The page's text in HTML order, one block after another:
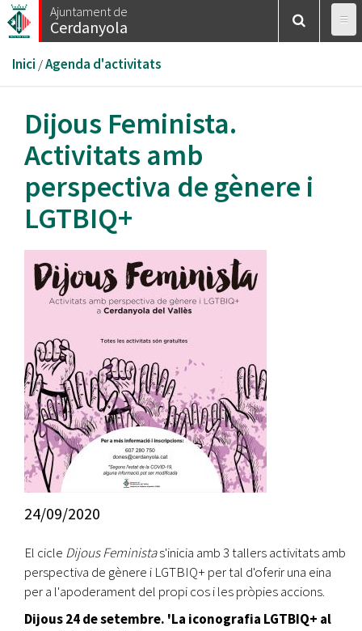
Vés
al
Ajuntament de
Cerdanyola
Esteu
aquí
Inici /Agenda d'activitats
Dijous Feminista.
Activitats amb
perspectiva de gènere i
LGTBIQ+
24/09/2020
El cicle Dijous Feministas'inicia amb 3 tallers activitats amb
perspectiva de gènere i LGTBIQ+ per tal d'oferir una eina
per a l'apoderament del propi cos i les pròpies accions.
Dijous 24 de setembre. 'La iconografia LGTBIQ+ al